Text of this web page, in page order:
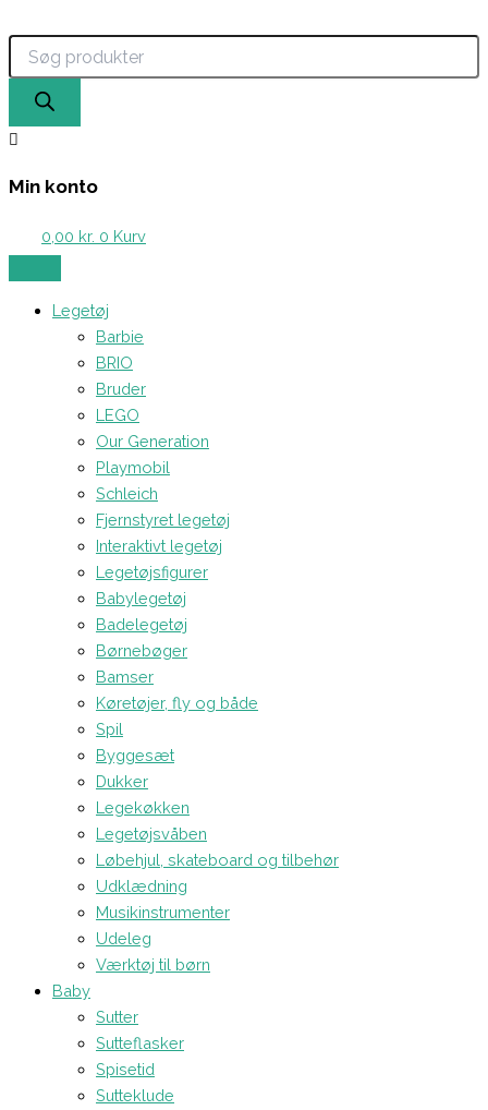
til
indholdet
search
Min konto
0,00 kr. 0 Kurv
Legetøj
Barbie
BRIO
Bruder
LEGO
Our Generation
Playmobil
Schleich
Fjernstyret legetøj
Interaktivt legetøj
Legetøjsfigurer
Babylegetøj
Badelegetøj
Børnebøger
Bamser
Køretøjer, fly og både
Spil
Byggesæt
Dukker
Legekøkken
Legetøjsvåben
Løbehjul, skateboard og tilbehør
Udklædning
Musikinstrumenter
Udeleg
Værktøj til børn
Baby
Sutter
Sutteflasker
Spisetid
Sutteklude